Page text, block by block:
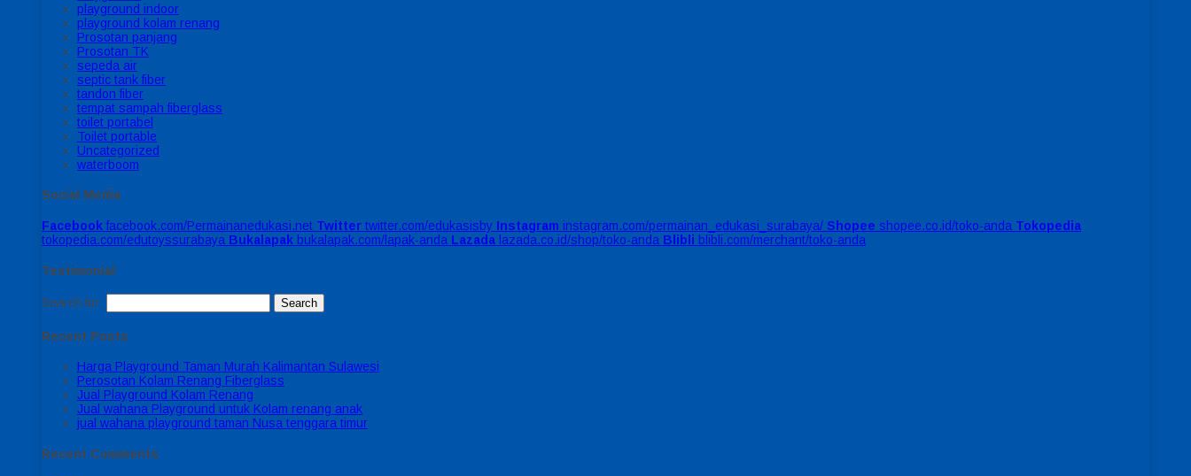
playground indoor
playground kolam renang
Prosotan panjang
Prosotan TK
sepeda air
septic tank fiber
tandon fiber
tempat sampah fiberglass
toilet portabel
Toilet portable
Uncategorized
waterboom
Social Media
Facebook facebook.com/Permainanedukasi.net Twitter twitter.com/edukasisby Instagram instagram.com/permainan_edukasi_surabaya/ Shopee shopee.co.id/toko-anda Tokopedia
tokopedia.com/edutoyssurabaya Bukalapak bukalapak.com/lapak-anda Lazada lazada.co.id/shop/toko-anda Blibli blibli.com/merchant/toko-anda
Testimonial
Search for:
Recent Posts
Harga Playground Taman Murah Kalimantan Sulawesi
Perosotan Kolam Renang Fiberglass
Jual Playground Kolam Renang
Jual wahana Playground untuk Kolam renang anak
jual wahana playground taman Nusa tenggara timur
Recent Comments